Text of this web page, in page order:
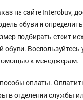
на сайте Interobuv,
обуви и
подбирать стоит
обуви. Воспользуйтесь
к менеджерам.
оплаты.
в отделении службы